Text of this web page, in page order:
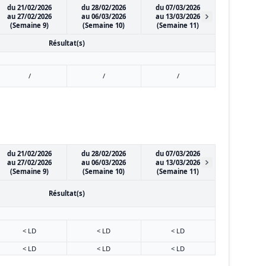
du 21/02/2026
au 27/02/2026
(Semaine 9)
du 28/02/2026
au 06/03/2026
(Semaine 10)
du 07/03/2026
au 13/03/2026
(Semaine 11)
Résultat(s)
/ / /
du 21/02/2026
au 27/02/2026
(Semaine 9)
du 28/02/2026
au 06/03/2026
(Semaine 10)
du 07/03/2026
au 13/03/2026
(Semaine 11)
Résultat(s)
< LD < LD
< LD
< LD
< LD < LD